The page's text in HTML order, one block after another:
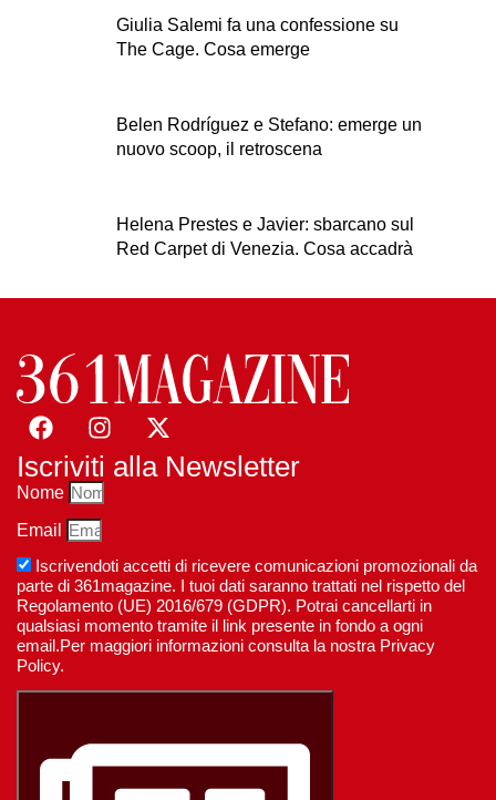
Giulia Salemi fa una confessione su
The Cage. Cosa emerge
Belen Rodríguez e Stefano: emerge un
nuovo scoop, il retroscena
Helena Prestes e Javier: sbarcano sul
Red Carpet di Venezia. Cosa accadrà
Iscriviti alla Newsletter
Nome
Email
Iscrivendoti accetti di ricevere comunicazioni promozionali da
parte di 361magazine. I tuoi dati saranno trattati nel rispetto del
Regolamento (UE) 2016/679 (GDPR). Potrai cancellarti in
qualsiasi momento tramite il link presente in fondo a ogni
email.Per maggiori informazioni consulta la nostra Privacy
Policy.